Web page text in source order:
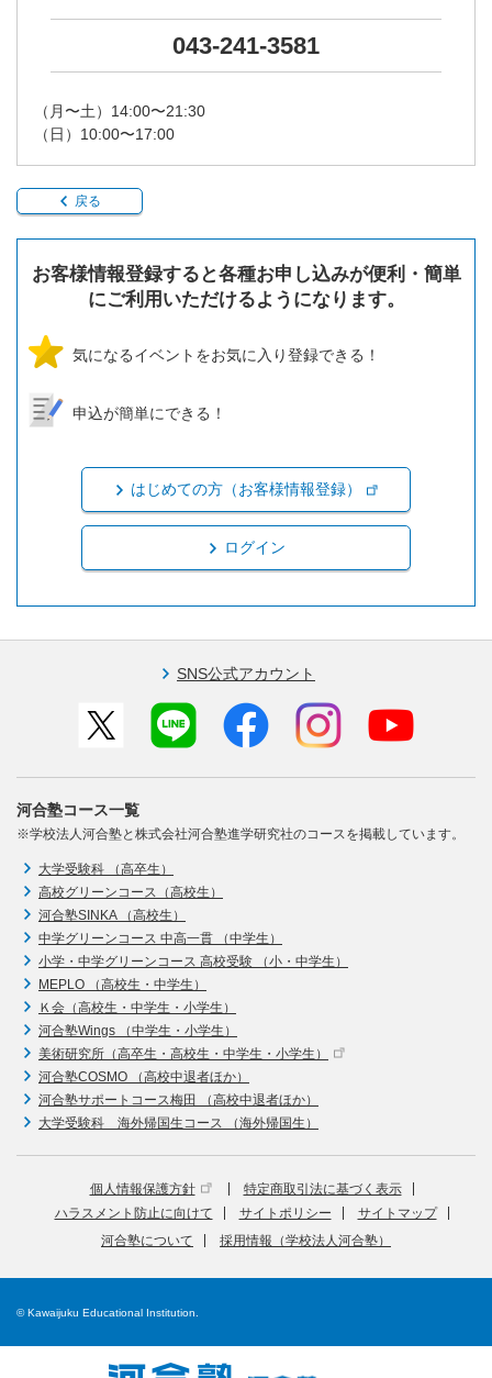
043-241-3581
（月〜土）14:00〜21:30
（日）10:00〜17:00
戻る
お客様情報登録すると各種お申し込みが便利・簡単
にご利用いただけるようになります。
気になるイベントをお気に入り登録できる！
申込が簡単にできる！
はじめての方（お客様情報登録）
ログイン
SNS公式アカウント
河合塾コース一覧
※学校法人河合塾と株式会社河合塾進学研究社のコースを掲載しています。
大学受験科 （高卒生）
高校グリーンコース（高校生）
河合塾SINKA （高校生）
中学グリーンコース 中高一貫 （中学生）
小学・中学グリーンコース 高校受験 （小・中学生）
MEPLO （高校生・中学生）
Ｋ会（高校生・中学生・小学生）
河合塾Wings （中学生・小学生）
美術研究所（高卒生・高校生・中学生・小学生）
河合塾COSMO （高校中退者ほか）
河合塾サポートコース梅田 （高校中退者ほか）
大学受験科 海外帰国生コース （海外帰国生）
個人情報保護方針
特定商取引法に基づく表示
ハラスメント防止に向けて
サイトポリシー
サイトマップ
河合塾について
採用情報（学校法人河合塾）
© Kawaijuku Educational Institution.